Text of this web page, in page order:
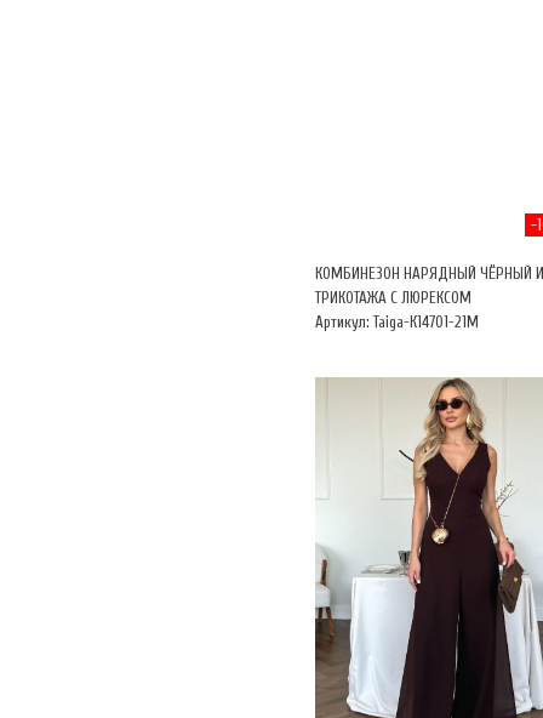
-
КОМБИНЕЗОН НАРЯДНЫЙ ЧЁРНЫЙ
ТРИКОТАЖА С ЛЮРЕКСОМ
Артикул: Taiga-К14701-21М